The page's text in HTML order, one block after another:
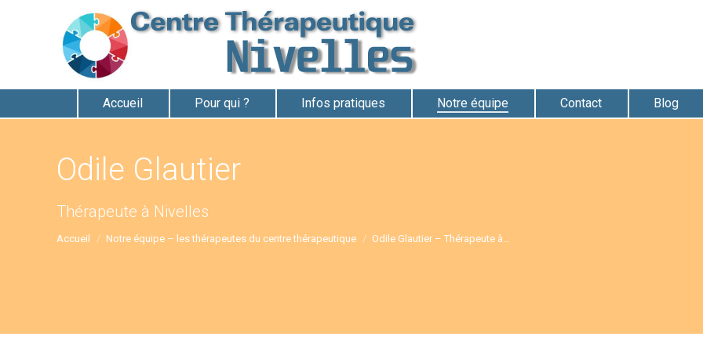
Accueil Pour qui ? Infos pratiques Notre équipe Contact Blog
Odile Glautier
Thérapeute à Nivelles
Accueil Notre équipe – les thérapeutes du centre thérapeutique Odile Glautier – Thérapeute à…